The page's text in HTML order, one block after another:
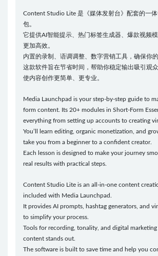
Content Studio Lite 是《媒体发射台》配套的一
包。
它提供AI智能提示、热门标签生成器、爆款视频
更加高效。
内置的录制、语调调整、数字营销工具，确保你
这款软件旨在节省时间，帮助你稳定输出吸引观
使内容创作更简单、更专业。
Media Launchpad is your step-by-step guide to
form content. Its 20+ modules in Short-Form
everything from setting up accounts to creating
You’ll learn editing, organic monetization, and
take you from a beginner to a confident creator.
Each lesson is designed to make your journey
real results with practical steps.
Content Studio Lite is an all-in-one content
included with Media Launchpad.
It provides AI prompts, hashtag generators, and
to simplify your process.
Tools for recording, tonality, and digital marketing
content stands out.
The software is built to save time and help you